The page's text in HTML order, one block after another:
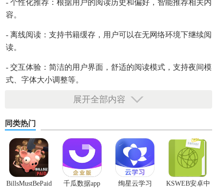
- 个性化推荐：根据用户的阅读历史和偏好，智能推荐相关内
容。
- 离线阅读：支持书籍缓存，用户可以在无网络环境下继续阅
读。
- 交互体验：简洁的用户界面，舒适的阅读模式，支持夜间模
式、字体大小调整等。
展开全部内容
同类热门
BillsMustBePaid
千瓜数据app 绚星云学习
KSWEB安卓中